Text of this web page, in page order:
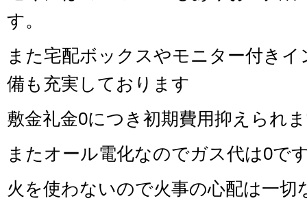
す。
また宅配ボックスやモニター付き
備も充実しております
敷金礼金0につき初期費用抑えられ
またオール電化なのでガス代は0で
火を使わないので火事の心配は一切